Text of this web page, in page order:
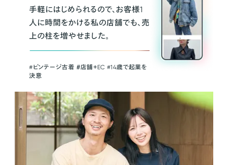
手軽にはじめられるので、お客様1
人に時間をかける私の店舗でも、売
上の柱を増やせました。
#ビンテージ古着 ＃店舗＋EC #14歳で起業を
決意